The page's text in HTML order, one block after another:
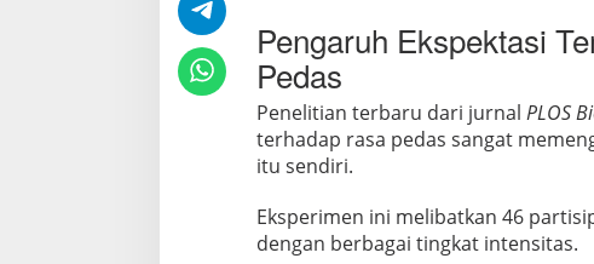
Pengaruh Ekspektasi
Pedas
Penelitian terbaru dari jurnal PLOS
terhadap rasa pedas sangat
itu sendiri.
Eksperimen ini melibatkan 46
dengan berbagai tingkat intensitas.